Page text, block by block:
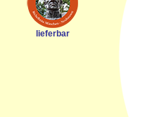
lieferbar